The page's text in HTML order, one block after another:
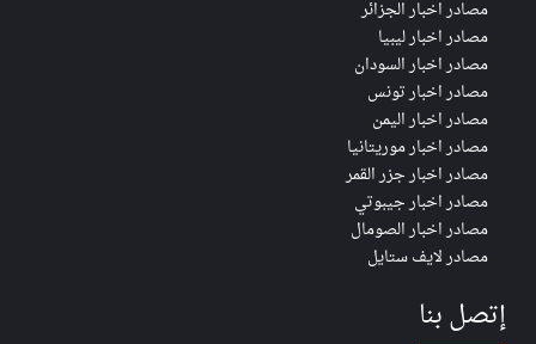
مصادر اخبار الجزائر
مصادر اخبار ليبيا
مصادر اخبار السودان
مصادر اخبار تونس
مصادر اخبار اليمن
مصادر اخبار موريتانيا
مصادر اخبار جزر القمر
مصادر اخبار جيبوتي
مصادر اخبار الصومال
مصادر لايف ستايل
إتصل بنا